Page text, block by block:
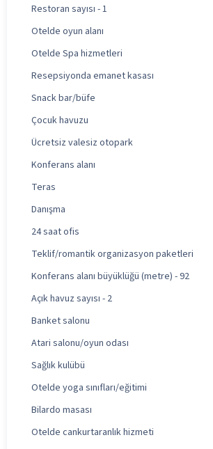
Restoran sayısı - 1
Otelde oyun alanı
Otelde Spa hizmetleri
Resepsiyonda emanet kasası
Snack bar/büfe
Çocuk havuzu
Ücretsiz valesiz otopark
Konferans alanı
Teras
Danışma
24 saat ofis
Teklif/romantik organizasyon paketleri
Konferans alanı büyüklüğü (metre) - 92
Açık havuz sayısı - 2
Banket salonu
Atari salonu/oyun odası
Sağlık kulübü
Otelde yoga sınıfları/eğitimi
Bilardo masası
Otelde cankurtaranlık hizmeti